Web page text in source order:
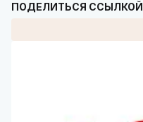
ПОДЕЛИТЬСЯ ССЫЛКОЙ